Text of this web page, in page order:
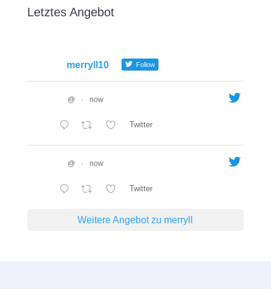
Letztes Angebot
merryll10 Follow
@ · now
Twitter
@ · now
Twitter
Weitere Angebot zu merryll